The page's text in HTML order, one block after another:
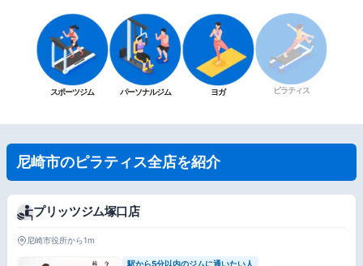
スポーツジム パーソナルジム ヨガ ピラティス
尼崎市のピラティス全店を紹介
プリッツジム塚口店
尼崎市役所から1m
駅から5分以内のジムに通いたい人